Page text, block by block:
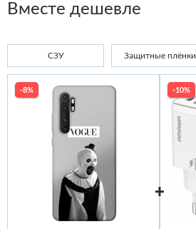
Вместе дешевле
СЗУ Защитные плёнки
-8% -10%